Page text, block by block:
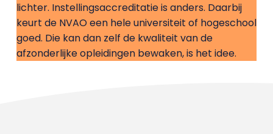
lichter. Instellingsaccreditatie is anders. Daarbij
keurt de NVAO een hele universiteit of hogeschool
goed. Die kan dan zelf de kwaliteit van de
afzonderlijke opleidingen bewaken, is het idee.